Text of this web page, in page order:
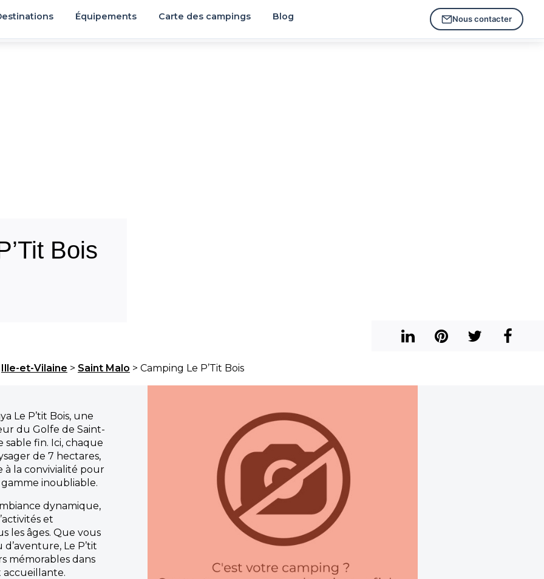
Équipements Carte des campings Blog Nous contacter
Bois
Ille-et-Vilaine > Saint Malo > Camping Le P’Tit Bois
Le P’tit Bois, une
du Golfe de Saint-
sable fin. Ici, chaque
de 7 hectares,
la convivialité pour
inoubliable.
dynamique,
et
les âges. Que vous
Le P’tit
mémorables dans